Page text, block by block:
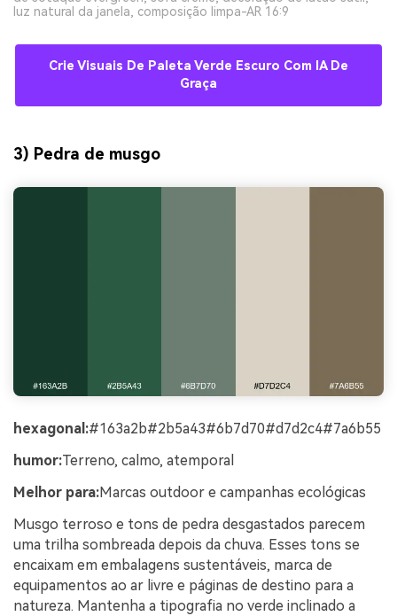
luz natural da janela, composição limpa-AR 16:9
Crie Visuais De Paleta Verde Escuro Com IA De
Graça
3) Pedra de musgo
hexagonal:#163a2b#2b5a43#6b7d70#d7d2c4#7a6b55
humor:Terreno, calmo, atemporal
Melhor para:Marcas outdoor e campanhas ecológicas
Musgo terroso e tons de pedra desgastados parecem
uma trilha sombreada depois da chuva. Esses tons se
encaixam em embalagens sustentáveis, marca de
equipamentos ao ar livre e páginas de destino para a
natureza. Mantenha a tipografia no verde inclinado a